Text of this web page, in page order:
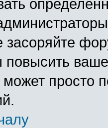
засоряйте
повысить
просто